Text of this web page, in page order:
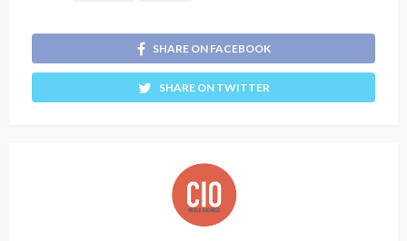
SHARE ON FACEBOOK
SHARE ON TWITTER